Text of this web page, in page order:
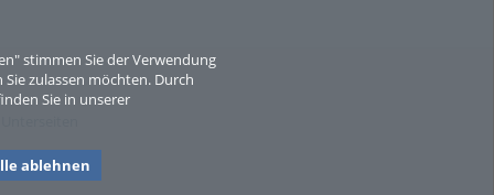
stimmen Sie der Verwendung
zulassen möchten. Durch
Sie in unserer
ablehnen